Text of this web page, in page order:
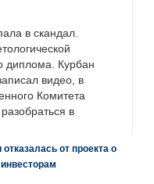
в скандал.
диплома. Курбан
видео, в
Комитета
в
от проекта о